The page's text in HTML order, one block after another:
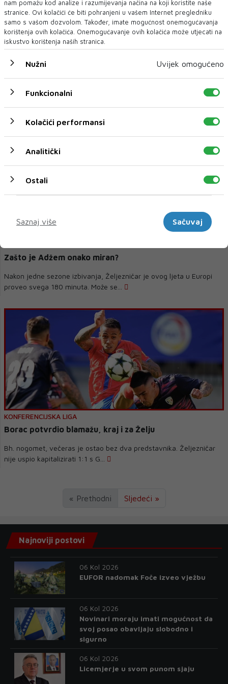
Zašto je Adžem onako miran?
Nakon jedne sezone izbivanja, Željezničar je ovog ljeta u Europi
proveo svega 180 minuta. Može se...
KONFERENCIJSKA LIGA
Borac potvrdio blamažu, kraj i za Želju
Bh. nogomet, večeras je ostao bez dva predstavnika. Željezničar
nije uspio kapitalizirati 1:1 s G...
« Prethodni Sljedeći »
nam pomažu kod analize i razumijevanja načina na koji koristite naše
stranice. Ovi kolačići će biti pohranjeni u vašem Internet pregledniku
samo s vašom dozvolom. Također, imate mogućnost onemogućavanja
korištenja ovih kolačića. Onemogućavanje ovih kolačića može utjecati na
iskustvo korištenja naših stranica.
Nužni Uvijek omogućeno
Funkcionalni
Kolačići performansi
Analitički
Ostali
Saznaj više
Sačuvaj
Najnoviji postovi
06 Kol 2026
EUFOR nadomak Foče izveo vježbu
06 Kol 2026
Novinari moraju imati mogućnost da
svoj posao obavljaju slobodno i
sigurno
06 Kol 2026
Licemjerje u svom punom sjaju